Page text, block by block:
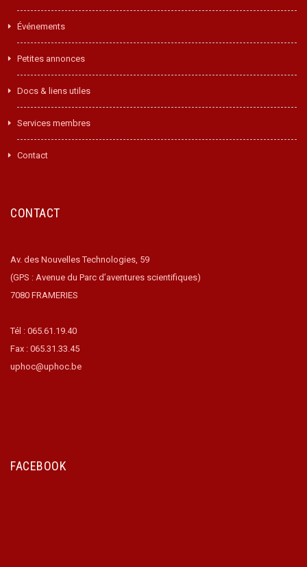
Événements
Petites annonces
Docs & liens utiles
Services membres
Contact
CONTACT
Av. des Nouvelles Technologies, 59
(GPS : Avenue du Parc d’aventures scientifiques)
7080 FRAMERIES
Tél : 065.61.19.40
Fax : 065.31.33.45
uphoc@uphoc.be
FACEBOOK